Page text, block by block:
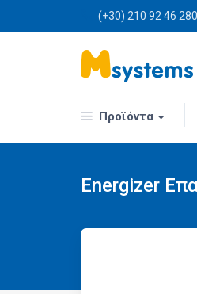
(+30) 210 92 46 280
Προϊόντα
Energizer